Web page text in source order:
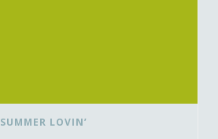
SUMMER LOVIN’